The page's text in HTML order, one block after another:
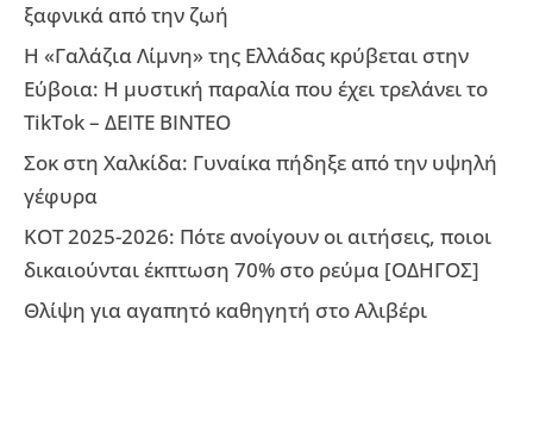
ξαφνικά από την ζωή
Η «Γαλάζια Λίμνη» της Ελλάδας κρύβεται στην
Εύβοια: Η μυστική παραλία που έχει τρελάνει το
TikTok – ΔΕΙΤΕ ΒΙΝΤΕΟ
Σοκ στη Χαλκίδα: Γυναίκα πήδηξε από την υψηλή
γέφυρα
ΚΟΤ 2025-2026: Πότε ανοίγουν οι αιτήσεις, ποιοι
δικαιούνται έκπτωση 70% στο ρεύμα [ΟΔΗΓΟΣ]
Θλίψη για αγαπητό καθηγητή στο Αλιβέρι